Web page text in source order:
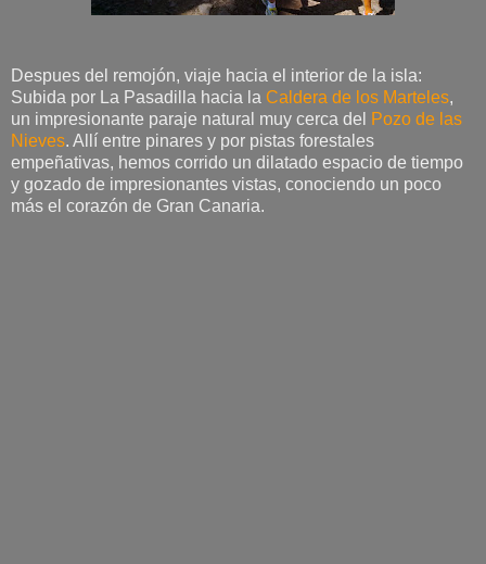
Despues del remojón, viaje hacia el interior de la isla:
Subida por La Pasadilla hacia la Caldera de los Marteles,
un impresionante paraje natural muy cerca del
Pozo de las
Nieves. Allí entre pinares y por pistas forestales
empeñativas, hemos corrido un dilatado espacio de tiempo
y gozado de impresionantes vistas, conociendo un poco
más el corazón de Gran Canaria.